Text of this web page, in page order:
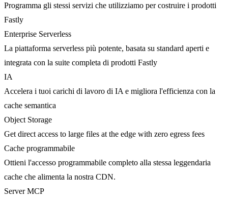
Programma gli stessi servizi che utilizziamo per costruire i prodotti
Fastly
Enterprise Serverless
La piattaforma serverless più potente, basata su standard aperti e
integrata con la suite completa di prodotti Fastly
IA
Accelera i tuoi carichi di lavoro di IA e migliora l'efficienza con la
cache semantica
Object Storage
Get direct access to large files at the edge with zero egress fees
Cache programmabile
Ottieni l'accesso programmabile completo alla stessa leggendaria
cache che alimenta la nostra CDN.
Server MCP